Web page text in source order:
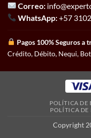
Correo:
WhatsApp:+57
Pagos 100% Seguros a
Crédito, Débito, Nequi,
POLÍTICA DE
POLÍTICA DE
Copyright